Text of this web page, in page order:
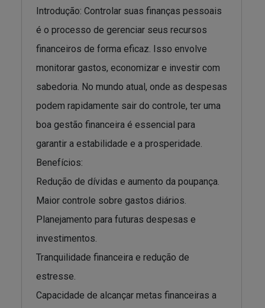
Introdução: Controlar suas finanças pessoais
é o processo de gerenciar seus recursos
financeiros de forma eficaz. Isso envolve
monitorar gastos, economizar e investir com
sabedoria. No mundo atual, onde as despesas
podem rapidamente sair do controle, ter uma
boa gestão financeira é essencial para
garantir a estabilidade e a prosperidade.
Benefícios:
Redução de dívidas e aumento da poupança.
Maior controle sobre gastos diários.
Planejamento para futuras despesas e
investimentos.
Tranquilidade financeira e redução de
estresse.
Capacidade de alcançar metas financeiras a